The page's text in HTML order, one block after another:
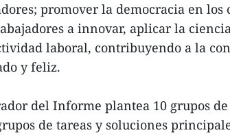
promover la democracia en
a innovar, aplicar la
laboral, contribuyendo a la
y feliz.
del Informe plantea 10 grupos
de tareas y soluciones